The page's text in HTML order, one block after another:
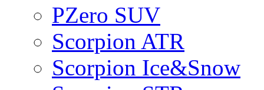
PZero SUV
Scorpion ATR
Scorpion Ice&Snow